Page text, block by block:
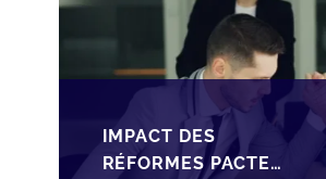
IMPACT DES
RÉFORMES PACTE